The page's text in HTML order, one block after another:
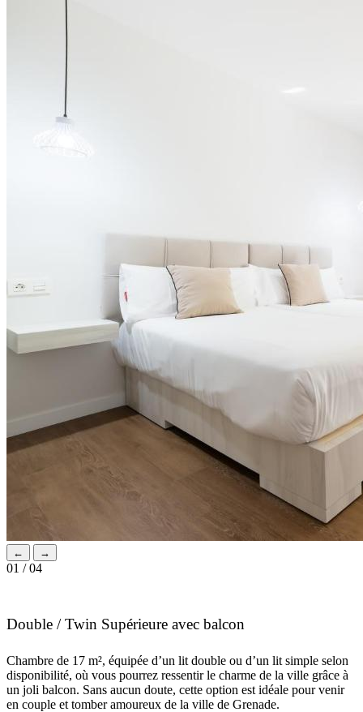
← →
01 / 04
Double / Twin Supérieure avec balcon
Chambre de 17 m², équipée d’un lit double ou d’un lit simple selon
disponibilité, où vous pourrez ressentir le charme de la ville grâce à
un joli balcon. Sans aucun doute, cette option est idéale pour venir
en couple et tomber amoureux de la ville de Grenade.